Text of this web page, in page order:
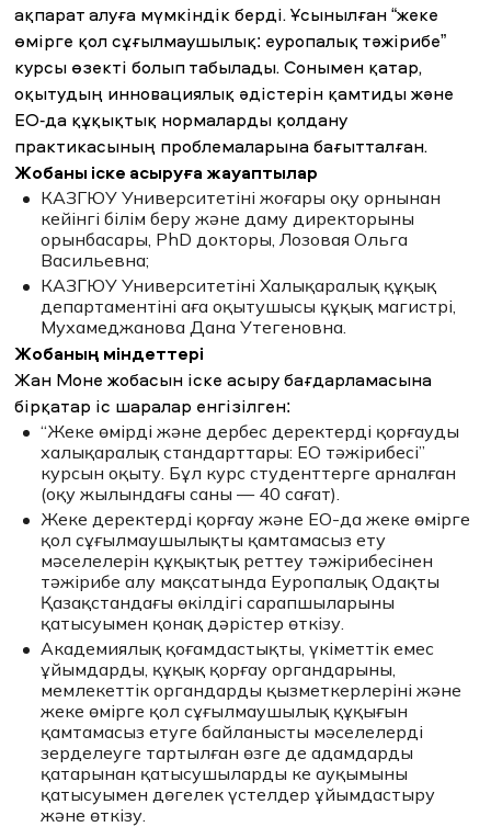
ақпарат алуға мүмкіндік берді. Ұсынылған “жеке
өмірге қол сұғылмаушылық: еуропалық тәжірибе”
курсы өзекті болып табылады. Сонымен қатар,
оқытудың инновациялық әдістерін қамтиды және
ЕО-да құқықтық нормаларды қолдану
практикасының проблемаларына бағытталған.
Жобаны іске асыруға жауаптылар
КАЗГЮУ Университетінің жоғары оқу орнынан
кейінгі білім беру және даму директорының
орынбасары, PhD докторы, Лозовая Ольга
Васильевна;
КАЗГЮУ Университетінің Халықаралық құқық
департаментінің аға оқытушысы құқық магистрі,
Мухамеджанова Дана Утегеновна.
Жобаның міндеттері
Жан Моне жобасын іске асыру бағдарламасына
бірқатар іс шаралар енгізілген:
“Жеке өмірді және дербес деректерді қорғаудың
халықаралық стандарттары: ЕО тәжірибесі”
курсын оқыту. Бұл курс студенттерге арналған
(оқу жылындағы саны — 40 сағат).
Жеке деректерді қорғау және ЕО-да жеке өмірге
қол сұғылмаушылықты қамтамасыз ету
мәселелерін құқықтық реттеу тәжірибесінен
тәжірибе алу мақсатында Еуропалық Одақтың
Қазақстандағы өкілдігі сарапшыларының
қатысуымен қонақ дәрістер өткізу.
Академиялық қоғамдастықтың, үкіметтік емес
ұйымдардың, құқық қорғау органдарының,
мемлекеттік органдардың қызметкерлерінің және
жеке өмірге қол сұғылмаушылық құқығын
қамтамасыз етуге байланысты мәселелерді
зерделеуге тартылған өзге де адамдардың
қатарынан қатысушылардың кең ауқымының
қатысуымен дөңгелек үстелдер ұйымдастыру
және өткізу.